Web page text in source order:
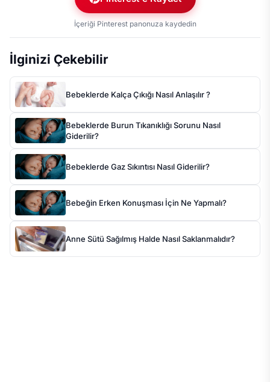
İçeriği Pinterest panonuza kaydedin
İlginizi Çekebilir
Bebeklerde Kalça Çıkığı Nasıl Anlaşılır ?
Bebeklerde Burun Tıkanıklığı Sorunu Nasıl
Giderilir?
Bebeklerde Gaz Sıkıntısı Nasıl Giderilir?
Bebeğin Erken Konuşması İçin Ne Yapmalı?
Anne Sütü Sağılmış Halde Nasıl Saklanmalıdır?